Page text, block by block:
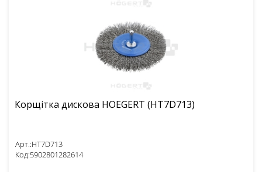
Корщітка дискова HOEGERT (HT7D713)
Арт.:HT7D713
Код:5902801282614